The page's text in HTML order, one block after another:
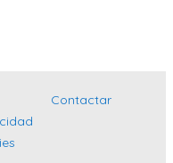
Contactar